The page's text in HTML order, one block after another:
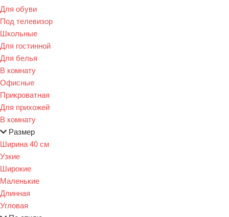
Для обуви
Под телевизор
Школьные
Для гостинной
Для белья
В комнату
Офисные
Прикроватная
Для прихожей
В комнату
Размер
Ширина 40 см
Узкие
Широкие
Маленькие
Длинная
Угловая